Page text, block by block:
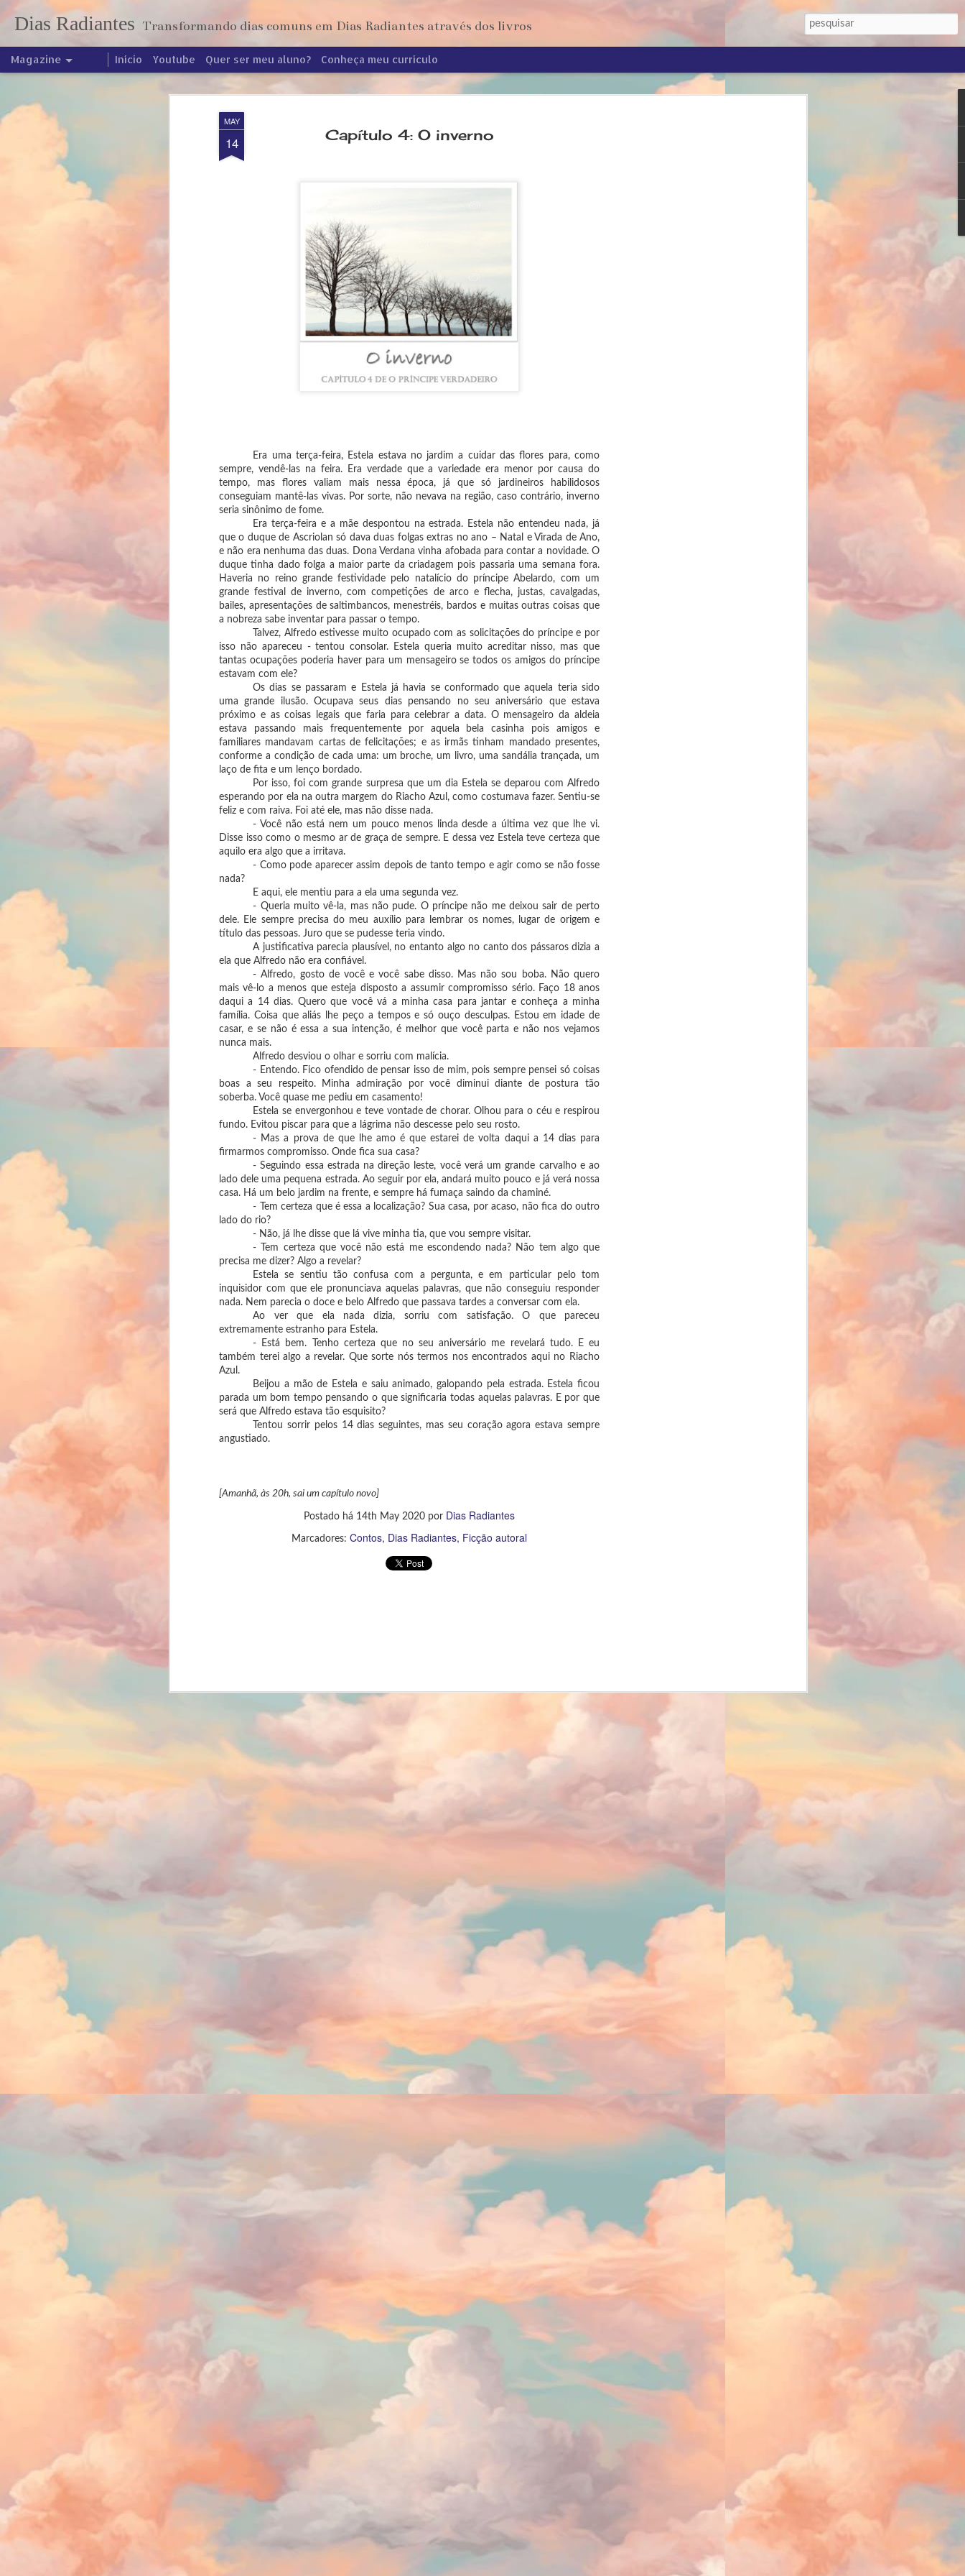
MAY
14 Capítulo 4: O inverno
Era uma terça-feira, Estela estava no jardim a cuidar das flores para, como
sempre, vendê-las na feira. Era verdade que a variedade era menor por causa do
tempo, mas flores valiam mais nessa época, já que só jardineiros habilidosos
conseguiam mantê-las vivas. Por sorte, não nevava na região, caso contrário, inverno
seria sinônimo de fome.
Era terça-feira e a mãe despontou na estrada. Estela não entendeu nada, já
que o duque de Ascriolan só dava duas folgas extras no ano – Natal e Virada de Ano,
e não era nenhuma das duas. Dona Verdana vinha afobada para contar a novidade. O
duque tinha dado folga a maior parte da criadagem pois passaria uma semana fora.
Haveria no reino grande festividade pelo natalício do príncipe Abelardo, com um
grande festival de inverno, com competições de arco e flecha, justas, cavalgadas,
bailes, apresentações de saltimbancos, menestréis, bardos e muitas outras coisas que
a nobreza sabe inventar para passar o tempo.
Talvez, Alfredo estivesse muito ocupado com as solicitações do príncipe e por
isso não apareceu - tentou consolar. Estela queria muito acreditar nisso, mas que
tantas ocupações poderia haver para um mensageiro se todos os amigos do príncipe
estavam com ele?
Os dias se passaram e Estela já havia se conformado que aquela teria sido
uma grande ilusão. Ocupava seus dias pensando no seu aniversário que estava
próximo e as coisas legais que faria para celebrar a data. O mensageiro da aldeia
estava passando mais frequentemente por aquela bela casinha pois amigos e
familiares mandavam cartas de felicitações; e as irmãs tinham mandado presentes,
conforme a condição de cada uma: um broche, um livro, uma sandália trançada, um
laço de fita e um lenço bordado.
Por isso, foi com grande surpresa que um dia Estela se deparou com Alfredo
esperando por ela na outra margem do Riacho Azul, como costumava fazer. Sentiu-se
feliz e com raiva. Foi até ele, mas não disse nada.
- Você não está nem um pouco menos linda desde a última vez que lhe vi.
Disse isso como o mesmo ar de graça de sempre. E dessa vez Estela teve certeza que
aquilo era algo que a irritava.
- Como pode aparecer assim depois de tanto tempo e agir como se não fosse
nada?
E aqui, ele mentiu para a ela uma segunda vez.
- Queria muito vê-la, mas não pude. O príncipe não me deixou sair de perto
dele. Ele sempre precisa do meu auxílio para lembrar os nomes, lugar de origem e
título das pessoas. Juro que se pudesse teria vindo.
A justificativa parecia plausível, no entanto algo no canto dos pássaros dizia a
ela que Alfredo não era confiável.
- Alfredo, gosto de você e você sabe disso. Mas não sou boba. Não quero
mais vê-lo a menos que esteja disposto a assumir compromisso sério. Faço 18 anos
daqui a 14 dias. Quero que você vá a minha casa para jantar e conheça a minha
família. Coisa que aliás lhe peço a tempos e só ouço desculpas. Estou em idade de
casar, e se não é essa a sua intenção, é melhor que você parta e não nos vejamos
nunca mais.
Alfredo desviou o olhar e sorriu com malícia.
- Entendo. Fico ofendido de pensar isso de mim, pois sempre pensei só coisas
boas a seu respeito. Minha admiração por você diminui diante de postura tão
soberba. Você quase me pediu em casamento!
Estela se envergonhou e teve vontade de chorar. Olhou para o céu e respirou
fundo. Evitou piscar para que a lágrima não descesse pelo seu rosto.
- Mas a prova de que lhe amo é que estarei de volta daqui a 14 dias para
firmarmos compromisso. Onde fica sua casa?
- Seguindo essa estrada na direção leste, você verá um grande carvalho e ao
lado dele uma pequena estrada. Ao seguir por ela, andará muito pouco e já verá nossa
casa. Há um belo jardim na frente, e sempre há fumaça saindo da chaminé.
- Tem certeza que é essa a localização? Sua casa, por acaso, não fica do outro
lado do rio?
- Não, já lhe disse que lá vive minha tia, que vou sempre visitar.
- Tem certeza que você não está me escondendo nada? Não tem algo que
precisa me dizer? Algo a revelar?
Estela se sentiu tão confusa com a pergunta, e em particular pelo tom
inquisidor com que ele pronunciava aquelas palavras, que não conseguiu responder
nada. Nem parecia o doce e belo Alfredo que passava tardes a conversar com ela.
Ao ver que ela nada dizia, sorriu com satisfação. O que pareceu
extremamente estranho para Estela.
- Está bem. Tenho certeza que no seu aniversário me revelará tudo. E eu
também terei algo a revelar. Que sorte nós termos nos encontrados aqui no Riacho
Azul.
Beijou a mão de Estela e saiu animado, galopando pela estrada. Estela ficou
parada um bom tempo pensando o que significaria todas aquelas palavras. E por que
será que Alfredo estava tão esquisito?
Tentou sorrir pelos 14 dias seguintes, mas seu coração agora estava sempre
angustiado.
[Amanhã, às 20h, sai um capítulo novo]
Postado há 14th May 2020 por Dias Radiantes
Marcadores: Contos Dias Radiantes Ficção autoral
Dias Radiantes Transformando dias comuns em Dias Radiantes através dos livros
Magazine Início Youtube Quer ser meu aluno? Conheça meu currículo
Mar Adentro -
Incursão III:
Carpem Die
Chegamos ao final da Incursão II. E
com ela eu percebi que mais
importante do que saber com quem
a gente pode contar, é ter
consciência de para quem
queremos dedicar nossos tempo e
A expressão "Carpem die" que é
traduzida como aproveite o dia,
mas, sendo mais precisa, ela quer
dizer cultivar e colher o dia. Achei
que ela tem tudo a ver com a
próxima etapa da nossa jornada, e
por isso, este será o tema da
Fala-se que a única certeza que há
MAY
13
Mataratona
literária de Páscoa
Feriadão pede maratona
Vamos aproveitar o feriado para ler
mais que o costume. Separei alguns
livros para ler, e vou compartilhar a
experiência no Instagram
@diasradiantes.
APR
6
Li e Lerei (janeiro
de 2026)
Há muitos anos eu tinha esse
livros que li no mês e dos que
pretendia ler no mês seguinte.
Decidi retornar esse quadro na
forma de post, porque assim
garanto a regularidade.
Sendo assim, vamos para o Li &
Foto autoral
Como é mês de férias, queria ler
ele quando terminasse.
MAR
5
Mar Adentro - Incursão II: Qui sunt fratres
tui?
Completada a primeira Incursão na semana do carnaval, dediquei o
restante do mês de fevereiro para considerar e elaborar a Incursão II, que
se inicia dia 1º de março e vai até a Páscoa (05 de abril).
Se na Incursão I o foco era "apressar-se vagarosamente", ou seja, buscar o
próprio ritmo, sem atropelos ou demoras, agora o foco é entender os
recursos que temos para a viagem. Desse modo, escolhi o tema da
Incurssão II: "Qui sunt fratres tui?" (Quem são os teu irmãos?).
FEB
25
Microconto
O que é um microconto
É uma narrativa brevíssima, em que o elementos da narrativa aparecem de
forma minimalista. Geralmente é delimitado por limites de caracteres ou
palavras, constituído de um único parágrafo.
Como surgiu
Há registros de microcontos desde a segunda metade do século XX. Mas a
redes sociais, em que as narrativas são pensadas para serem
compartilhadas em um post.
FEB
25
Leituras para fazer em 2026
No vídeo de hoje, compartilho algumas leituras que quero fazer ao
longo desse ano. Também atualizo o projeto de leitura 40 antes dos
40, no qual me propus a ler 40 livros antes de fazer 40 anos. Não deixe de
conferir!
E me conte nos comentários qual livro você não pode deixar de ler esse
ano.
FEB
20
Leituras de Janeiro 2026
Costumo ler muitos livros ao mesmo tempo. Por isso, decidi fazer a
lista de lidos do mês apenas com as leituras finalizadas.
🔖 O café no fim do mundo de
(Li no formato ebook pela Skeelo)
Ganhei o ebook e por isso decidi ler. Minha expectativa era bem baixa, e o
livro conseguiu ficar aquém.
⭐
🔖 Cinco minutos de José de Alencar
(Li o livro físico meu)
FEB
5
10 anos de Dias Radiantes
No dia 25 de janeiro de 2026, o Dias Radiantes fez 10 anos. Não é
também comentando os dez vídeos mais vistos nesse período. Confira
abaixo.
Plantinhas da minha infância, que arranquei de canteiros mil, dos lugares
Viagem pelo sertão nordestino
No início de janeiro de 2026 viajei pelo sertão e visitei o Santuário
Cruz, RN). Foi uma viagem de carro, feita entre amigos, em um fim de
semana. Esse post não tem a intensão de ser uma indicação de viagem ao
Mar Adentro - Incursão I: Festina lente
consistem em definir atividades a serem feitas em um período de
tempo determinado. Ao final, é feita uma avaliação do que foi realizado e
JAN
A Abadia de Northanger de Jane Austen
2026: Tainá Mar Adentro
de ter um lema do ano. Não consegui colocar isso em prática nos
últimos dois anos. Mas para 2026 o lema foi escolhido desde outubro do
Tainá Mar Adentro
A princípio, pensei em realizar esse projeto como um tipo de clube de
leitura, pois queria embarcar nas atividades planejadas com outras
Leituras para o último trimestre de 2025 |
Primavera
No vídeo de hoje eu comento as leituras que quero fazer ainda
[Resenha] O Pequeno Principe de Antoine